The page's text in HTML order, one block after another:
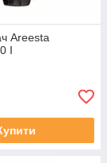
Areesta
I